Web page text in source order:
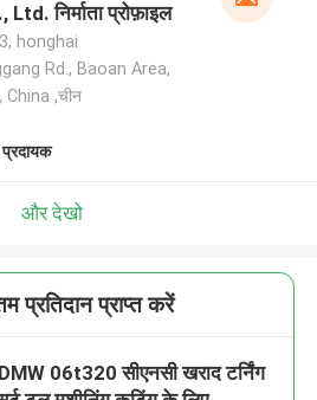
निर्माता प्रोफ़ाइल
honghai
Rd., Baoan Area,
,चीन
प्रदायक
और देखो
प्रतिदान प्राप्त करें
06t320 सीएनसी खराद टर्निंग